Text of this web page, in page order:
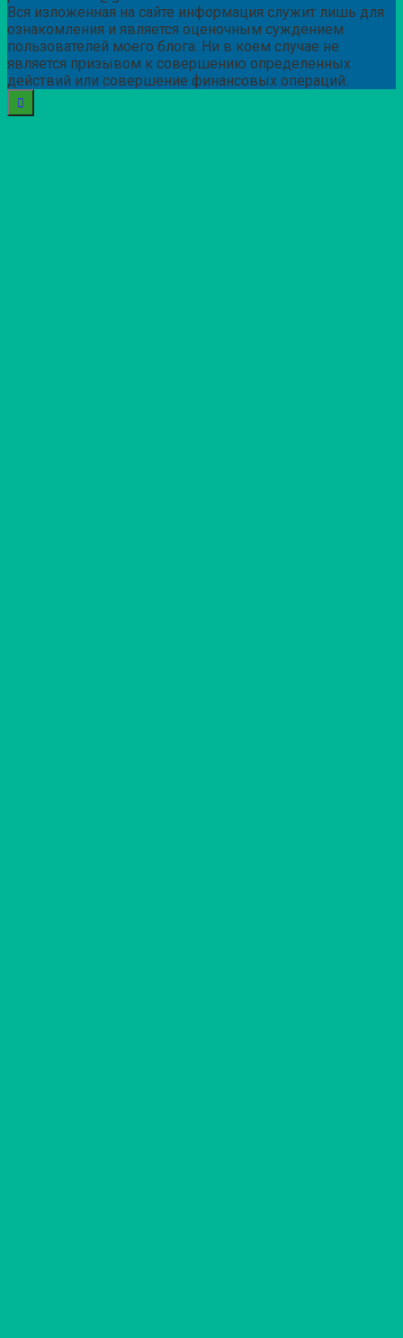
Вся изложенная на сайте информация служит лишь для
ознакомления и является оценочным суждением
пользователей моего блога. Ни в коем случае не
является призывом к совершению определенных
действий или совершение финансовых операций.